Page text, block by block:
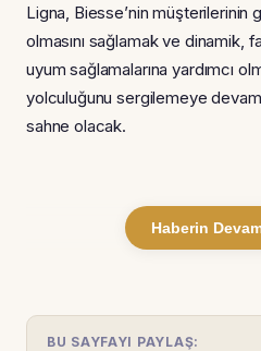
Ligna, Biesse’nin müşterilerinin
olmasını sağlamak ve dinamik,
uyum sağlamalarına yardımcı
yolculuğunu sergilemeye
sahne olacak.
Haberin
BU SAYFAYI PAYLAŞ: